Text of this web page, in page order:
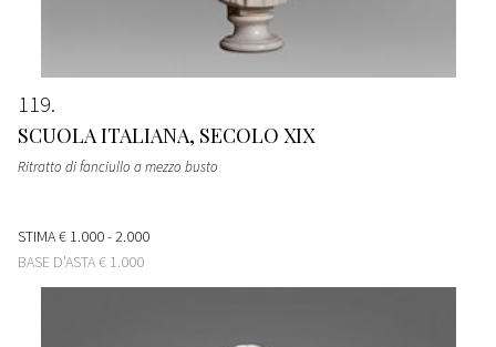
119
SCUOLA ITALIANA, SECOLO XIX
Ritratto di fanciullo a mezzo busto
STIMA€ 1.000 - 2.000
BASE D'ASTA€ 1.000